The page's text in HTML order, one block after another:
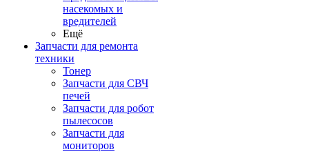
насекомых и
вредителей
Ещё
Запчасти для ремонта
техники
Тонер
Запчасти для СВЧ
печей
Запчасти для робот
пылесосов
Запчасти для
мониторов